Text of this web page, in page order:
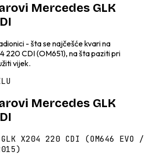
Mercedes GLK
- šta se najčešće kvari na
220 CDI (OM651), na šta paziti pri
vijek.
Mercedes GLK
X204 220 CDI (OM646 EVO /